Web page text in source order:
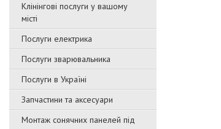
Клінінгові послуги у вашому
місті
Послуги електрика
Послуги зварювальника
Послуги в Україні
Запчастини та аксесуари
Монтаж сонячних панелей під